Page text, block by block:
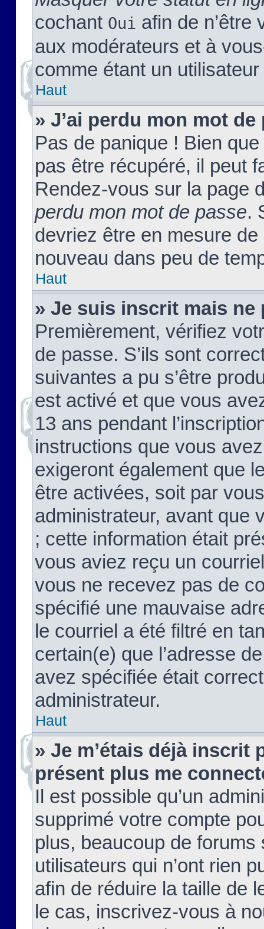
cochant Oui afin de n’être
aux modérateurs et à
comme étant un
Haut
» J’ai perdu mon mot de
Pas de panique ! Bien
pas être récupéré, il peut
Rendez-vous sur la page
perdu mon mot de passe.
devriez être en mesure
nouveau dans peu de
Haut
» Je suis inscrit mais ne
Premièrement, vérifiez
de passe. S’ils sont
suivantes a pu s’être
est activé et que vous
13 ans pendant
instructions que vous
exigeront également que
être activées, soit par
administrateur, avant que
; cette information était
vous aviez reçu un
vous ne recevez pas de
spécifié une mauvaise
le courriel a été filtré en
certain(e) que l’adresse
avez spécifiée était
administrateur.
Haut
» Je m’étais déjà inscrit
présent plus me
Il est possible qu’un
supprimé votre compte
plus, beaucoup de
utilisateurs qui n’ont rien
afin de réduire la taille de
le cas, inscrivez-vous à